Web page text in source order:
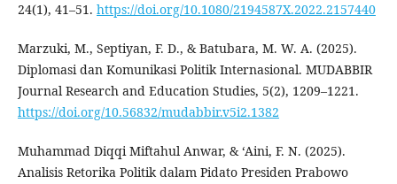
24(1), 41–51. https://doi.org/10.1080/2194587X.2022.2157440
Marzuki, M., Septiyan, F. D., & Batubara, M. W. A. (2025).
Diplomasi dan Komunikasi Politik Internasional. MUDABBIR
Journal Research and Education Studies, 5(2), 1209–1221.
https://doi.org/10.56832/mudabbir.v5i2.1382
Muhammad Diqqi Miftahul Anwar, & ‘Aini, F. N. (2025).
Analisis Retorika Politik dalam Pidato Presiden Prabowo